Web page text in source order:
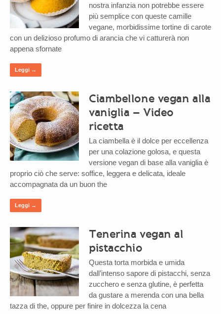
nostra infanzia non potrebbe essere
più semplice con queste camille
vegane, morbidissime tortine di carote
con un delizioso profumo di arancia che vi catturerà non
appena sfornate
Leggi →
Ciambellone vegan alla
vaniglia – Video
ricetta
La ciambella è il dolce per eccellenza
per una colazione golosa, e questa
versione vegan di base alla vaniglia è
proprio ciò che serve: soffice, leggera e delicata, ideale
accompagnata da un buon the
Leggi →
Tenerina vegan al
pistacchio
Questa torta morbida e umida
dall’intenso sapore di pistacchi, senza
zucchero e senza glutine, è perfetta
da gustare a merenda con una bella
tazza di the, oppure per finire in dolcezza la cena